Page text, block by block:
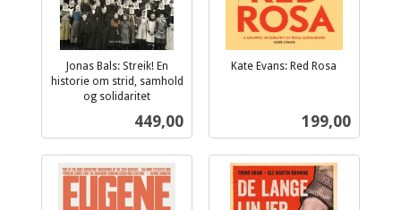
Jonas Bals: Streik! En
historie om strid, samhold
og solidaritet
Pris
449,00
Kate Evans: Red Rosa
Pris
199,00